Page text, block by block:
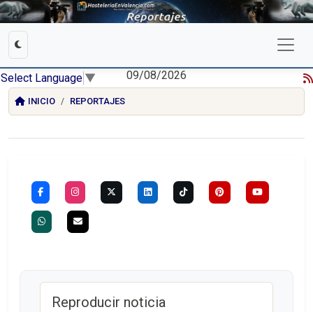
Select Language ▼ 09/08/2026
INICIO REPORTAJES
Reproducir noticia